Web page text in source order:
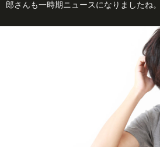
郎さんも一時期ニュースになりましたね。 ストレスが髪に良くない